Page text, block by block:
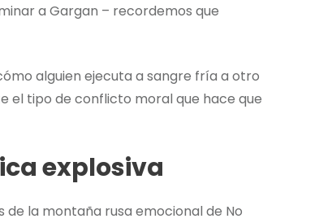
a Gargan – recordemos que
alguien ejecuta a sangre fría a otro
el tipo de conflicto moral que hace que
explosiva
la montaña rusa emocional de No